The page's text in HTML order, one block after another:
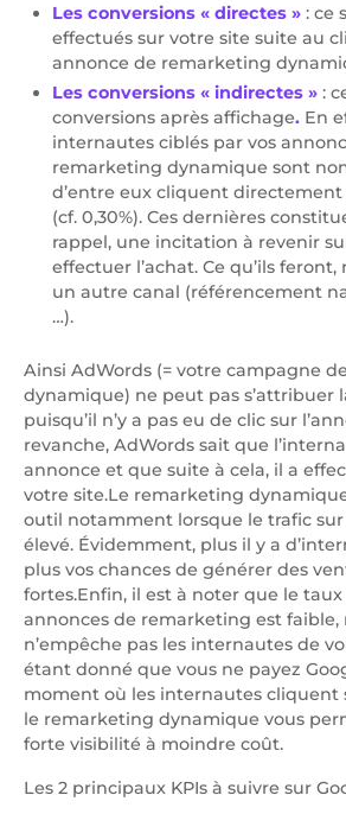
Les conversions « directes » : ce
effectués sur votre site suite au
annonce de remarketing
Les conversions « indirectes » :
conversions après affichage. En
internautes ciblés par vos
remarketing dynamique sont
d’entre eux cliquent directement
(cf. 0,30%). Ces dernières
rappel, une incitation à revenir
effectuer l’achat. Ce qu’ils
un autre canal (référencement
…).
Ainsi AdWords (= votre campagne
dynamique) ne peut pas s’attribuer
puisqu’il n’y a pas eu de clic sur
revanche, AdWords sait que
annonce et que suite à cela, il a
votre site.Le remarketing
outil notamment lorsque le trafic
élevé. Évidemment, plus il y a
plus vos chances de générer des
fortes.Enfin, il est à noter que le taux
annonces de remarketing est faible,
n’empêche pas les internautes de
étant donné que vous ne payez
moment où les internautes cliquent
le remarketing dynamique vous
forte visibilité à moindre coût.
Les 2 principaux KPIs à suivre sur